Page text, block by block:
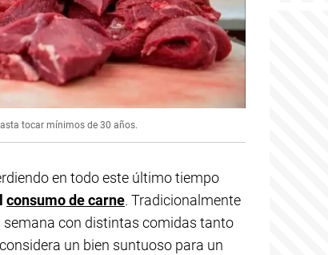
tocar mínimos de 30 años.
en todo este último tiempo
consumo de carne. Tradicionalmente
con distintas comidas tanto
un bien suntuoso para un